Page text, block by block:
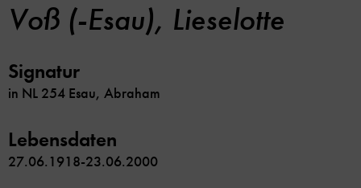
Voß (-Esau), Lieselotte
Signatur
in NL 254 Esau, Abraham
Lebensdaten
27.06.1918-23.06.2000